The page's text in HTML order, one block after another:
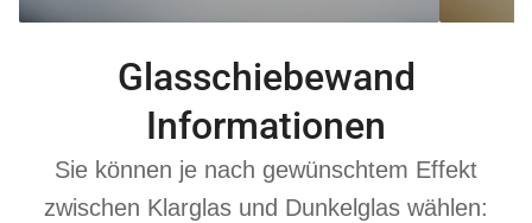
Glasschiebewand
Informationen
Sie können je nach gewünschtem Effekt
zwischen Klarglas und Dunkelglas wählen: